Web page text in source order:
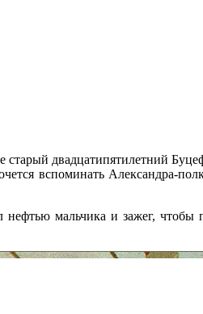
двадцатипятилетний
вспоминать Александра-
мальчика и зажег, чтобы